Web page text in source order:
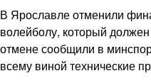
В Ярославле отменили
волейболу, который
отмене сообщили в
всему виной технические